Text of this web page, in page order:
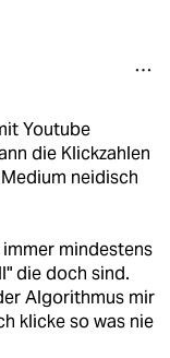
Youtube
die Klickzahlen
neidisch
mindestens
die doch sind.
Algorithmus mir
klicke so was nie